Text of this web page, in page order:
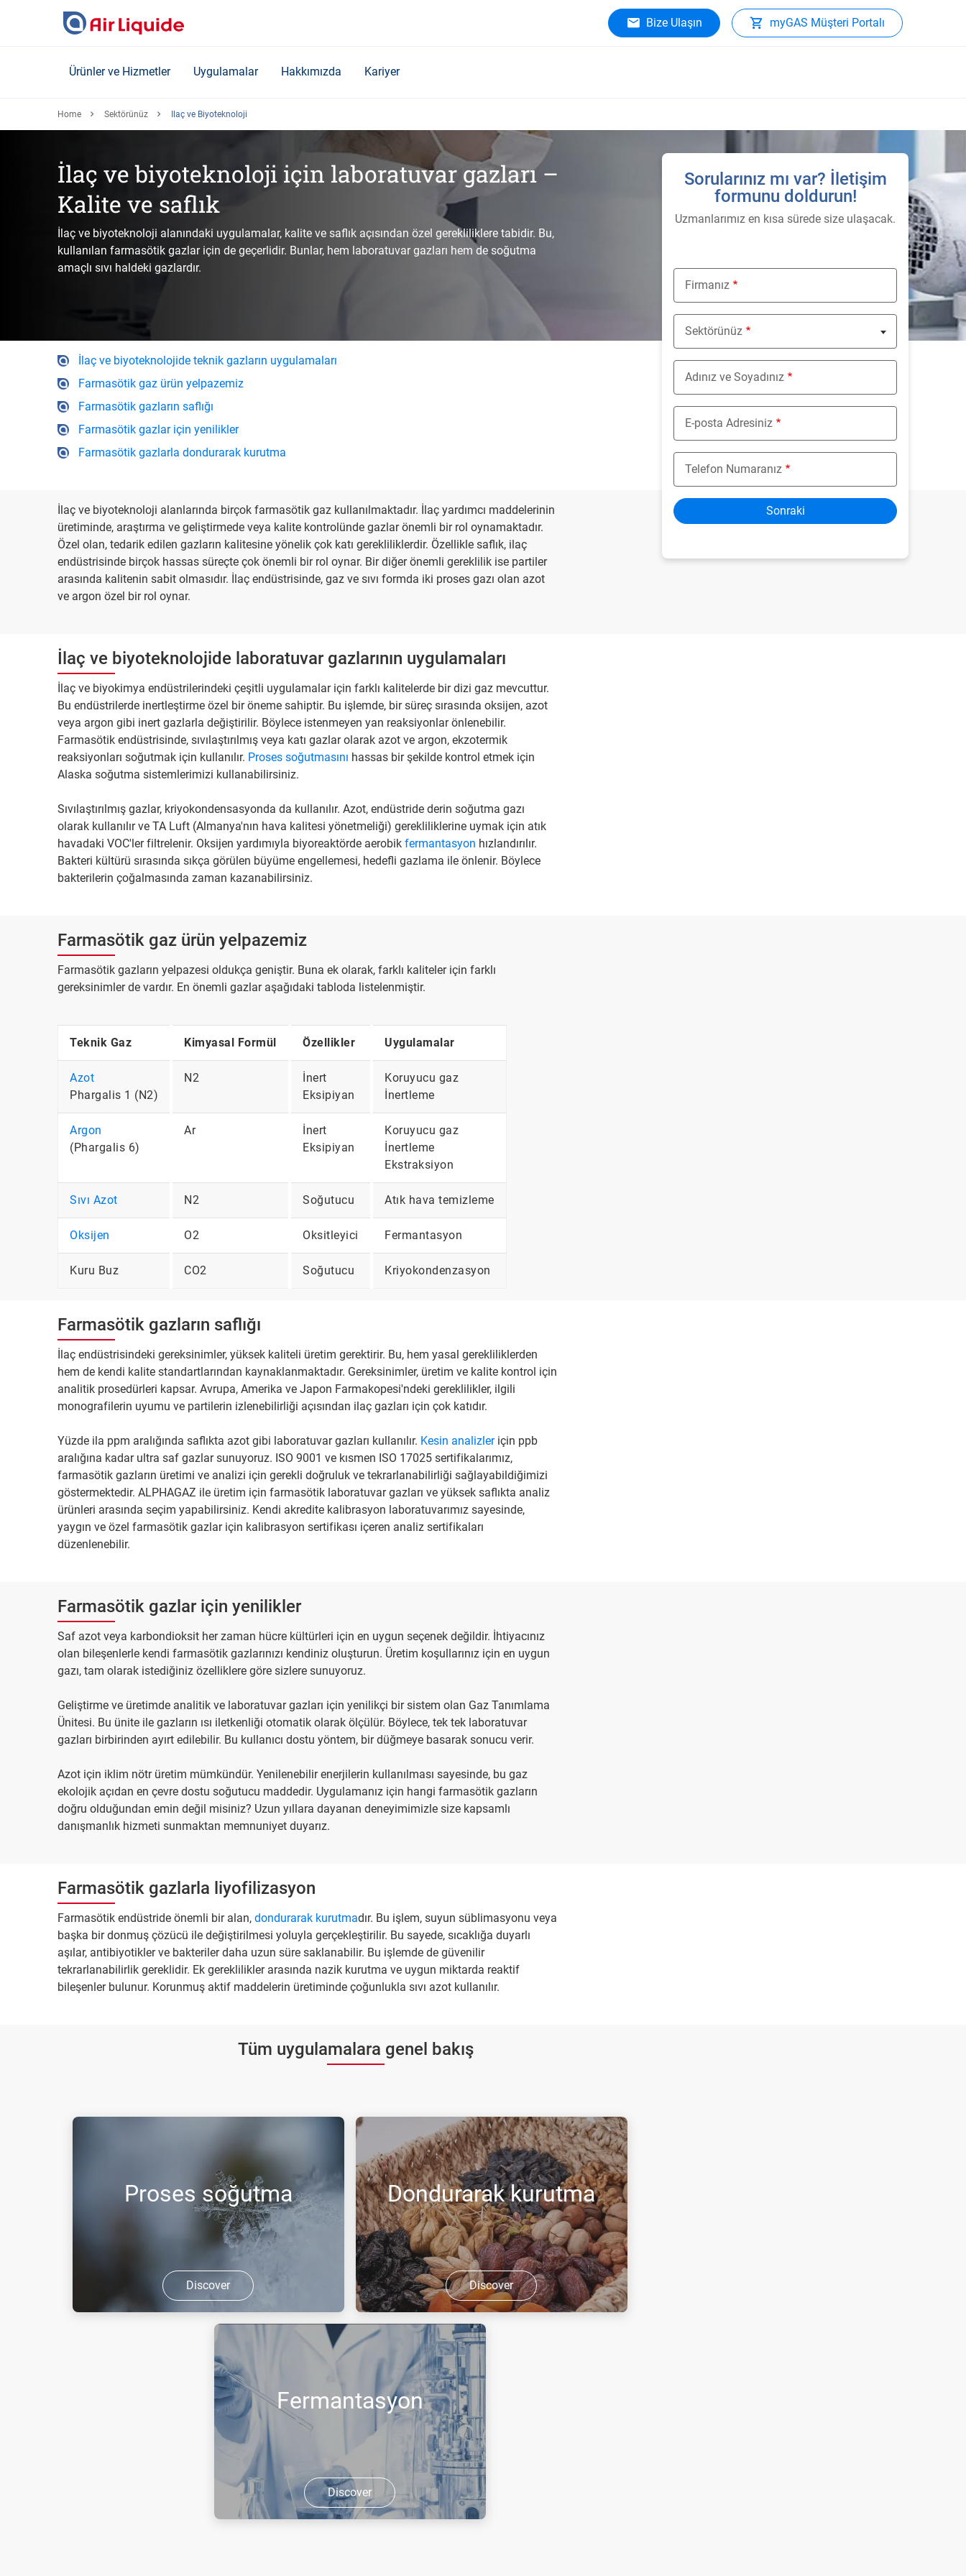
Bize Ulaşın myGAS Müşteri Portalı
Ürünler ve Hizmetler Uygulamalar Hakkımızda Kariyer
Home Sektörünüz Ilaç ve Biyoteknoloji
İlaç ve biyoteknoloji için laboratuvar gazları –
Kalite ve saflık
İlaç ve biyoteknoloji alanındaki uygulamalar, kalite ve saflık açısından özel gerekliliklere tabidir. Bu,
kullanılan farmasötik gazlar için de geçerlidir. Bunlar, hem laboratuvar gazları hem de soğutma
amaçlı sıvı haldeki gazlardır.
İlaç ve biyoteknolojide teknik gazların uygulamaları
Farmasötik gaz ürün yelpazemiz
Farmasötik gazların saflığı
Farmasötik gazlar için yenilikler
Farmasötik gazlarla dondurarak kurutma
İlaç ve biyoteknoloji alanlarında birçok farmasötik gaz kullanılmaktadır. İlaç yardımcı maddelerinin
üretiminde, araştırma ve geliştirmede veya kalite kontrolünde gazlar önemli bir rol oynamaktadır.
Özel olan, tedarik edilen gazların kalitesine yönelik çok katı gerekliliklerdir. Özellikle saflık, ilaç
endüstrisinde birçok hassas süreçte çok önemli bir rol oynar. Bir diğer önemli gereklilik ise partiler
arasında kalitenin sabit olmasıdır. İlaç endüstrisinde, gaz ve sıvı formda iki proses gazı olan azot
ve argon özel bir rol oynar.
İlaç ve biyoteknolojide laboratuvar gazlarının uygulamaları
İlaç ve biyokimya endüstrilerindeki çeşitli uygulamalar için farklı kalitelerde bir dizi gaz mevcuttur.
Bu endüstrilerde inertleştirme özel bir öneme sahiptir. Bu işlemde, bir süreç sırasında oksijen, azot
veya argon gibi inert gazlarla değiştirilir. Böylece istenmeyen yan reaksiyonlar önlenebilir.
Farmasötik endüstrisinde, sıvılaştırılmış veya katı gazlar olarak azot ve argon, ekzotermik
reaksiyonları soğutmak için kullanılır. Proses soğutmasını hassas bir şekilde kontrol etmek için
Alaska soğutma sistemlerimizi kullanabilirsiniz.
Sıvılaştırılmış gazlar, kriyokondensasyonda da kullanılır. Azot, endüstride derin soğutma gazı
olarak kullanılır ve TA Luft (Almanya'nın hava kalitesi yönetmeliği) gerekliliklerine uymak için atık
havadaki VOC'ler filtrelenir. Oksijen yardımıyla biyoreaktörde aerobik fermantasyon hızlandırılır.
Bakteri kültürü sırasında sıkça görülen büyüme engellemesi, hedefli gazlama ile önlenir. Böylece
bakterilerin çoğalmasında zaman kazanabilirsiniz.
Farmasötik gaz ürün yelpazemiz
Farmasötik gazların yelpazesi oldukça geniştir. Buna ek olarak, farklı kaliteler için farklı
gereksinimler de vardır. En önemli gazlar aşağıdaki tabloda listelenmiştir.
Teknik Gaz Kimyasal Formül Özellikler Uygulamalar
Azot
Phargalis 1 (N2)
N2
İnert
Eksipiyan
Koruyucu gaz
İnertleme
Argon
(Phargalis 6)
Ar
İnert
Eksipiyan
Koruyucu gaz
İnertleme
Ekstraksiyon
Sıvı Azot N2 Soğutucu Atık hava temizleme
Oksijen O2 Oksitleyici Fermantasyon
Kuru Buz CO2 Soğutucu Kriyokondenzasyon
Farmasötik gazların saflığı
İlaç endüstrisindeki gereksinimler, yüksek kaliteli üretim gerektirir. Bu, hem yasal gerekliliklerden
hem de kendi kalite standartlarından kaynaklanmaktadır. Gereksinimler, üretim ve kalite kontrol için
analitik prosedürleri kapsar. Avrupa, Amerika ve Japon Farmakopesi'ndeki gereklilikler, ilgili
monografilerin uyumu ve partilerin izlenebilirliği açısından ilaç gazları için çok katıdır.
Yüzde ila ppm aralığında saflıkta azot gibi laboratuvar gazları kullanılır. Kesin analizleriçin ppb
aralığına kadar ultra saf gazlar sunuyoruz. ISO 9001 ve kısmen ISO 17025 sertifikalarımız,
farmasötik gazların üretimi ve analizi için gerekli doğruluk ve tekrarlanabilirliği sağlayabildiğimizi
göstermektedir. ALPHAGAZ ile üretim için farmasötik laboratuvar gazları ve yüksek saflıkta analiz
ürünleri arasında seçim yapabilirsiniz. Kendi akredite kalibrasyon laboratuvarımız sayesinde,
yaygın ve özel farmasötik gazlar için kalibrasyon sertifikası içeren analiz sertifikaları
düzenlenebilir.
Farmasötik gazlar için yenilikler
Saf azot veya karbondioksit her zaman hücre kültürleri için en uygun seçenek değildir. İhtiyacınız
olan bileşenlerle kendi farmasötik gazlarınızı kendiniz oluşturun. Üretim koşullarınız için en uygun
gazı, tam olarak istediğiniz özelliklere göre sizlere sunuyoruz.
Geliştirme ve üretimde analitik ve laboratuvar gazları için yenilikçi bir sistem olan Gaz Tanımlama
Ünitesi. Bu ünite ile gazların ısı iletkenliği otomatik olarak ölçülür. Böylece, tek tek laboratuvar
gazları birbirinden ayırt edilebilir. Bu kullanıcı dostu yöntem, bir düğmeye basarak sonucu verir.
Azot için iklim nötr üretim mümkündür. Yenilenebilir enerjilerin kullanılması sayesinde, bu gaz
ekolojik açıdan en çevre dostu soğutucu maddedir. Uygulamanız için hangi farmasötik gazların
doğru olduğundan emin değil misiniz? Uzun yıllara dayanan deneyimimizle size kapsamlı
danışmanlık hizmeti sunmaktan memnuniyet duyarız.
Farmasötik gazlarla liyofilizasyon
Farmasötik endüstride önemli bir alan, dondurarak kurutmadır. Bu işlem, suyun süblimasyonu veya
başka bir donmuş çözücü ile değiştirilmesi yoluyla gerçekleştirilir. Bu sayede, sıcaklığa duyarlı
aşılar, antibiyotikler ve bakteriler daha uzun süre saklanabilir. Bu işlemde de güvenilir
tekrarlanabilirlik gereklidir. Ek gereklilikler arasında nazik kurutma ve uygun miktarda reaktif
bileşenler bulunur. Korunmuş aktif maddelerin üretiminde çoğunlukla sıvı azot kullanılır.
Tüm uygulamalara genel bakış
Proses soğutma
Discover
Ekzotermik reaksiyonlar, kimyasal
proses adımının bir parçasıdır.
Reaksiyonları kontrol etmek için, ısı
enerjisini uzaklaştırmak üzere etkili bir
Dondurarak kurutma
Discover
Dondurarak kurutma veya
liyofilizasyon, proteinlerin ve aşıların
hassas bir şekilde kurutulması
gerektiğinde sıklıkla tercih edilen
yöntemdir. Hemen hemen tüm
meyveler dondurarak k ...
Fermantasyon
Discover
Sorularınız mı var? İletişim
formunu doldurun!
Uzmanlarımız en kısa sürede size ulaşacak.
Firmanız
Sektörünüz
Nothing selected
Adınız ve Soyadınız
E-posta Adresiniz
Telefon Numaranız